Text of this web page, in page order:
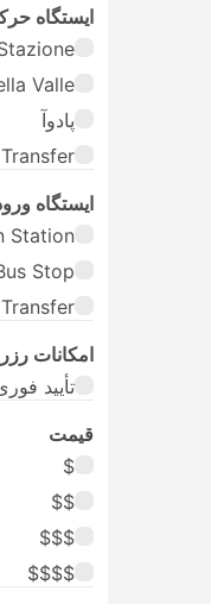
ایستگاه
Valle
پادوآ
ایستگاه
Station
Stop
امکانات
تأیید
قیمت
$
$$
$$$
$$$$